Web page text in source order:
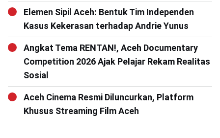
Elemen Sipil Aceh: Bentuk Tim Independen
Kasus Kekerasan terhadap Andrie Yunus
Angkat Tema RENTAN!, Aceh Documentary
Competition 2026 Ajak Pelajar Rekam Realitas
Sosial
Aceh Cinema Resmi Diluncurkan, Platform
Khusus Streaming Film Aceh